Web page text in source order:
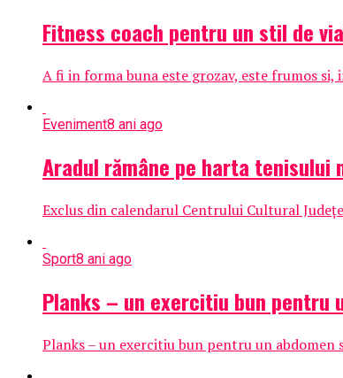
Fitness coach pentru un stil de
A fi in forma buna este grozav, este frumos
Eveniment8 ani ago
Aradul rămâne pe harta tenisului
Exclus din calendarul Centrului Cultural
Sport8 ani ago
Planks – un exercitiu bun pentru
Planks – un exercitiu bun pentru un